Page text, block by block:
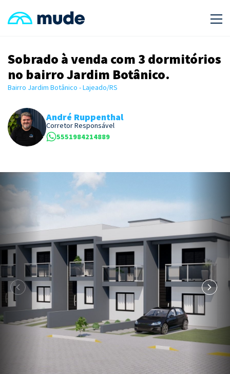
Sobrado à venda com 3 dormitórios
no bairro Jardim Botânico.
Bairro Jardim Botânico - Lajeado/RS
André Ruppenthal
Corretor Responsável
5551984214889